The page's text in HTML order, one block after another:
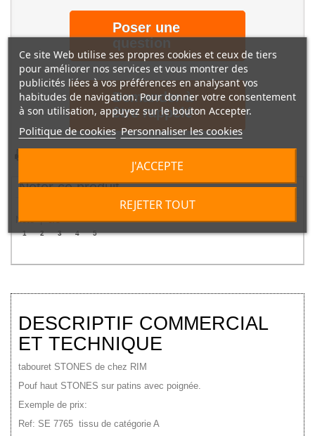
Poser une
question
Demander à
être rappelé
Noter ce produit
Note |0/5
1 2 3 4 5
DESCRIPTIF COMMERCIAL
ET TECHNIQUE
tabouret STONES de chez RIM
Pouf haut STONES sur patins avec poignée.
Exemple de prix:
Ref: SE 7765 tissu de catégorie A
Ce site Web utilise ses propres cookies et ceux de tiers
pour améliorer nos services et vous montrer des
publicités liées à vos préférences en analysant vos
habitudes de navigation. Pour donner votre consentement
à son utilisation, appuyez sur le bouton Accepter.
Politique de cookies Personnaliser les cookies
REJETER TOUT
J'ACCEPTE